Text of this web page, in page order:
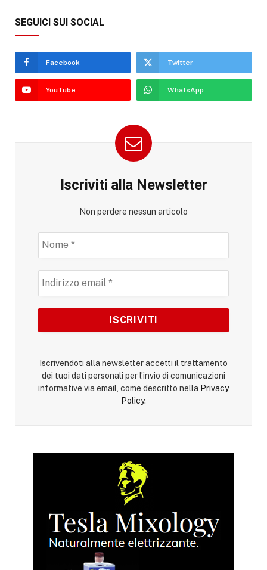
SEGUICI SUI SOCIAL
Facebook Twitter
YouTube WhatsApp
Iscriviti alla Newsletter
Non perdere nessun articolo
Iscrivendoti alla newsletter accetti il trattamento
dei tuoi dati personali per l’invio di comunicazioni
informative via email, come descritto nella Privacy
Policy.